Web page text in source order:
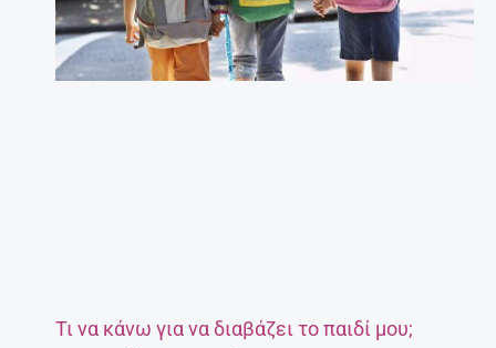
Τι να κάνω για να διαβάζει το παιδί μου;